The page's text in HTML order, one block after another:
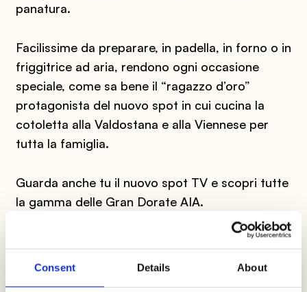
Consent Details About
panatura.
Facilissime da preparare, in padella, in forno o in
friggitrice ad aria, rendono ogni occasione
speciale, come sa bene il “ragazzo d’oro”
protagonista del nuovo spot in cui cucina la
cotoletta alla Valdostana e alla Viennese per
tutta la famiglia.
Guarda anche tu il nuovo spot TV e scopri tutte
la gamma delle Gran Dorate AIA.